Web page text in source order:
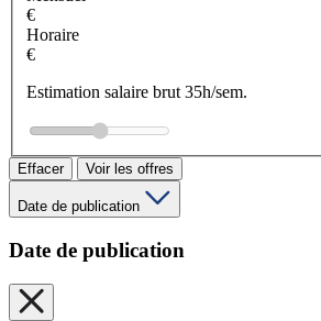
€
Horaire
€
Estimation salaire brut 35h/sem.
Effacer Voir les offres
Date de publication
Date de publication